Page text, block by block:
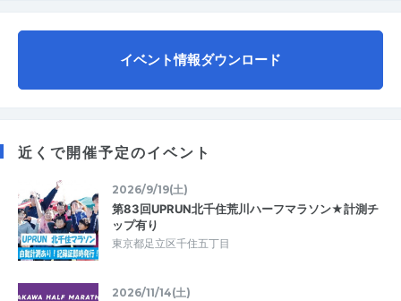
イベント情報ダウンロード
近くで開催予定のイベント
2026/9/19(土)
第83回UPRUN北千住荒川ハーフマラソン★計測チ
ップ有り
東京都足立区千住五丁目
2026/11/14(土)